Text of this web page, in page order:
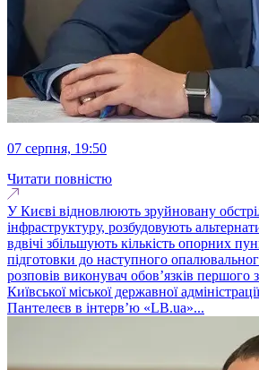
07 серпня, 19:50
Читати повністю
У Києві відновлюють зруйновану
інфраструктуру, розбудовують
вдвічі збільшують кількість опорних
підготовки до наступного
розповів виконувач обовʼязків першого
Київської міської державної
Пантелеєв в інтервʼю «LB.ua»...